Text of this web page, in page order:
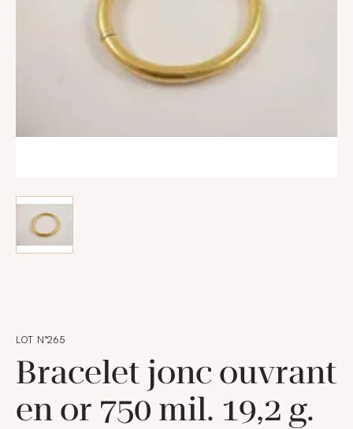
LOT N°265
Bracelet jonc ouvrant
en or 750 mil. 19,2 g.